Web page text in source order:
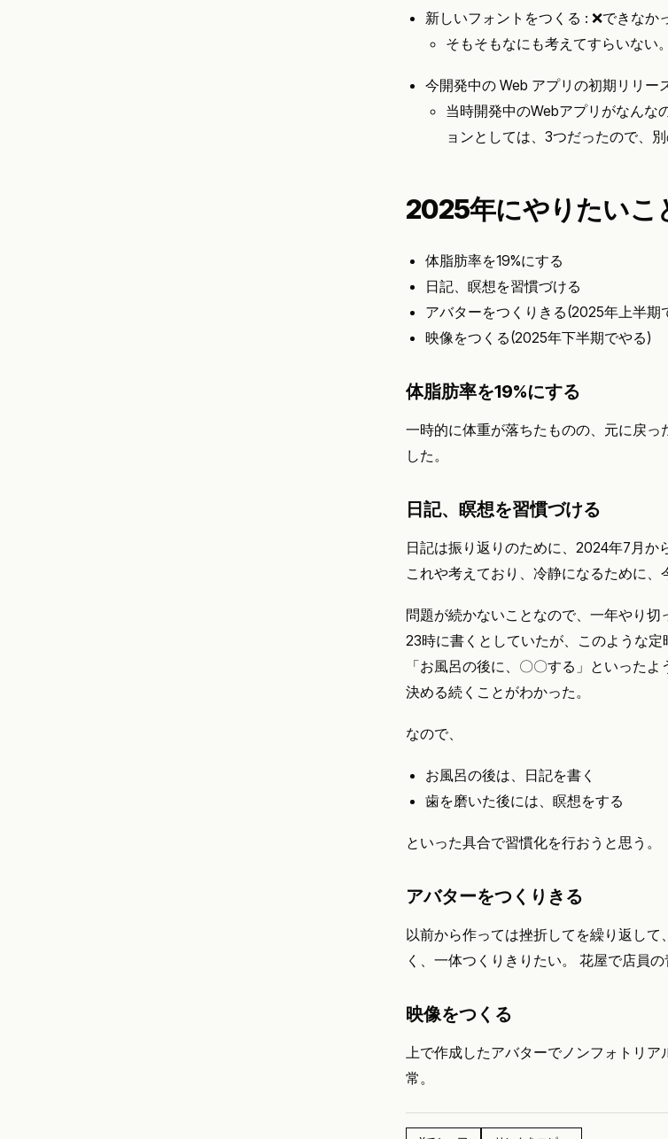
新しいフォントをつくる : ❌できなか
そもそもなにも考えてすらいない。
今開発中の Web アプリの初期リリー
当時開発中のWebアプリがなんな
ョンとしては、3つだったので、
2025年にやりたいこ
体脂肪率を19%にする
日記、瞑想を習慣づける
アバターをつくりきる(2025年上半期
映像をつくる(2025年下半期でやる)
体脂肪率を19%にする
一時的に体重が落ちたものの、元に戻っ
した。
日記、瞑想を習慣づける
日記は振り返りのために、2024年7月
これや考えており、冷静になるために、
問題が続かないことなので、一年やり
23時に書くとしていたが、このような定
「お風呂の後に、〇〇する」といった
決める続くことがわかった。
なので、
お風呂の後は、日記を書く
歯を磨いた後には、瞑想をする
といった具合で習慣化を行おうと思う。
アバターをつくりきる
以前から作っては挫折してを繰り返し
く、一体つくりきりたい。 花屋で店員
映像をつくる
上で作成したアバターでノンフォトリア
常。